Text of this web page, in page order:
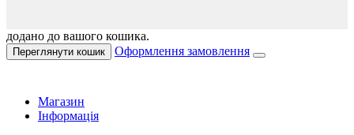
додано до вашого кошика.
Переглянути кошик Оформлення замовлення
Магазин
Інформація